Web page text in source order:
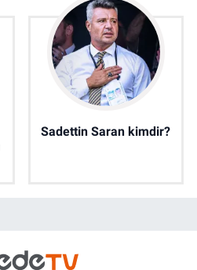
Sadettin Saran kimdir?